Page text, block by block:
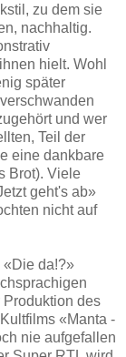
zu dem sie
nachhaltig.
hielt. Wohl
später
und wer
Teil der
eine dankbare
Brot). Viele
geht's ab»
nicht auf
«Die da!?»
des
«Manta -
nie aufgefallen